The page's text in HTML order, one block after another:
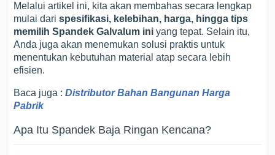
Melalui artikel ini, kita akan membahas secara lengkap
mulai darispesifikasi, kelebihan, harga, hingga tips
memilih Spandek Galvalum ini yang tepat. Selain itu,
Anda juga akan menemukan solusi praktis untuk
menentukan kebutuhan material atap secara lebih
efisien.
Baca juga :Distributor Bahan Bangunan Harga
Pabrik
Apa Itu Spandek Baja Ringan Kencana?